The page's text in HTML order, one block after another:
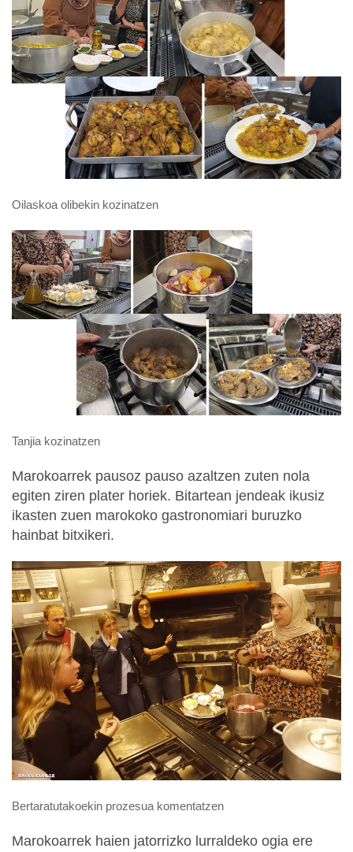
Oilaskoa olibekin kozinatzen
Tanjia kozinatzen
Marokoarrek pausoz pauso azaltzen zuten nola
egiten ziren plater horiek. Bitartean jendeak ikusiz
ikasten zuen marokoko gastronomiari buruzko
hainbat bitxikeri.
Bertaratutakoekin prozesua komentatzen
Marokoarrek haien jatorrizko lurraldeko ogia ere